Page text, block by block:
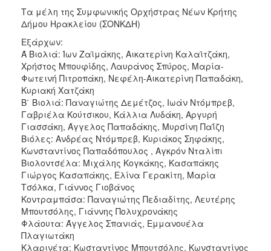
Τα μέλη της Συμφωνικής Ορχήστρας Νέων Κρήτης
Δήμου Ηρακλείου (ΣΟΝΚΔΗ)
Εξάρχων:
Ά Βιολιά: Ίων Ζαϊμάκης, Αικατερίνη Καλαϊτζάκη,
Χρήστος Μπουφίδης, Λαυράνος Σπύρος, Μαρία-
Φωτεινή Πιτροπάκη, Νεφέλη-Αικατερίνη Παπαδάκη,
Κυριακή Χατζάκη
Β΄ Βιολιά: Παναγιώτης Δεμέτζος, Ιωάν Ντόμπρεβ,
Γαβριέλα Κούτσικου, Κάλλια Λυδάκη, Αργυρή
Γιασσάκη, Άγγελος Παπαδάκης, Μυρσίνη Παΐζη
Βιόλες: Ανδρέας Ντόμπρεβ, Κυριάκος Σηφάκης,
Κωνσταντίνος Παπαδόπουλος , Αγκρόν Νταλίπι
Βιολοντσέλα: Μιχάλης Κογκάκης, Κασαπάκης
Γιώργος Κασαπάκης, Ελίνα Γερακίτη, Μαρία
Τσόλκα, Γιάννος Γιοβάνος
Κοντραμπάσα: Παναγιώτης Πεδιαδίτης, Λευτέρης
Μπουτσόλης, Γιάννης Πολυχρονάκης
Φλάουτα: Άγγελος Σπανιάς, Εμμανουέλα
Πλαγιωτάκη
Κλαρινέτα: Κωσταντίνος Μπουτσόλης, Κωνσταντίνος